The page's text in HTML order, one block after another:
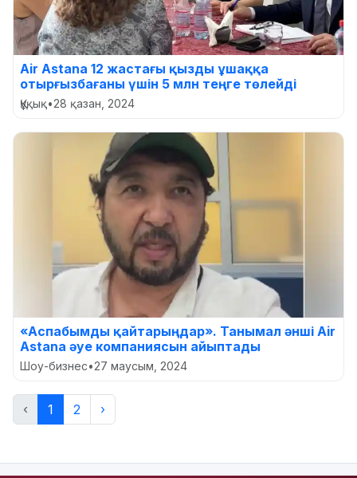
Air Astana 12 жастағы қызды ұшаққа
отырғызбағаны үшін 5 млн теңге төлейді
Құқық•28 қазан, 2024
«Аспабымды қайтарыңдар». Танымал әнші Air
Astana әуе компаниясын айыптады
Шоу-бизнес•27 маусым, 2024
‹ 1 2 ›